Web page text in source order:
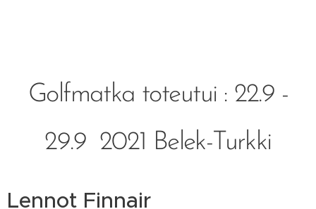
Golfmatka toteutui : 22.9 -
29.9 2021 Belek-Turkki
Lennot Finnair